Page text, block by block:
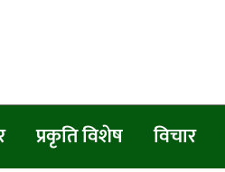
प्रकृति विशेष विचार